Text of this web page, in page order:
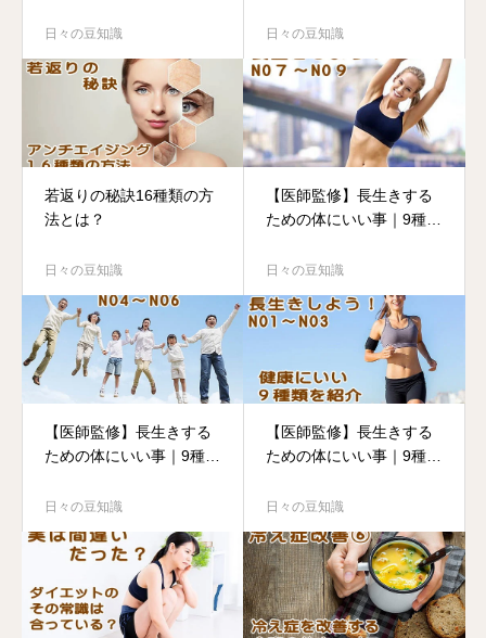
日々の豆知識
る栄養メカニズム
日々の豆知識
若返りの秘訣16種類の方
法とは？
日々の豆知識
【医師監修】長生きする
ための体にいい事｜9種類
日々の豆知識
【医師監修】長生きする
ための体にいい事｜9種類
日々の豆知識
【医師監修】長生きする
ための体にいい事｜9種類
日々の豆知識